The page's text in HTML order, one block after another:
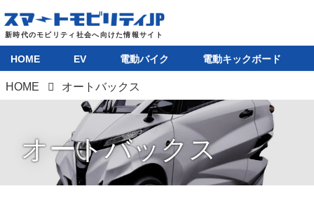
HOME EV 電動バイク 電動キックボード
HOME オートバックス
オートバックス